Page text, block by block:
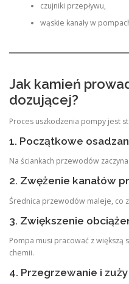
czujniki przepływu,
wąskie kanały w
Jak kamień
dozującej?
Proces uszkodzenia pompy jest
1. Początkowe
Na ściankach przewodów
2. Zwężenie kanałów
Średnica przewodów maleje, co
3. Zwiększenie
Pompa musi pracować z większą
chemii.
4. Przegrzewanie i